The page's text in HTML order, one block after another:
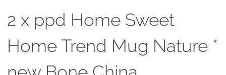
2 x ppd Home Sweet
Home Trend Mug Nature *